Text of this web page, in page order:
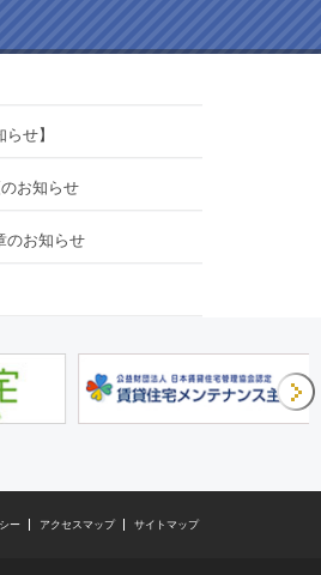
せ】
お知らせ
お知らせ
ー アクセスマップ サイトマップ